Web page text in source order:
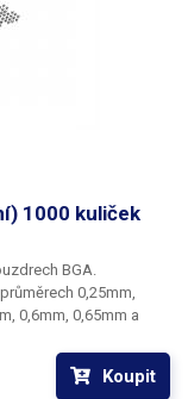
1000 kuliček
BGA.
0,25mm,
0,6mm, 0,65mm a
vždy 1000 kusů
Koupit